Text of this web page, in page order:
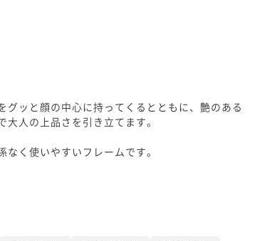
グッと顔の中心に持ってくるとともに、艶のある
人の上品さを引き立てます。
く使いやすいフレームです。